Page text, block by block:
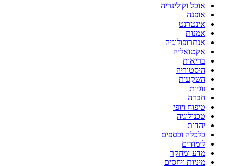
אוכל וקולינריה
אופנה
אינטרנט
אמנות
אנתרופולוגיה
אקטואליה
בריאות
היסטוריה
השקעות
זוגיות
חברה
טיפוח ויופי
טכנולוגיה
יהדות
כלכלה וכספים
לימודים
מדע ומחקר
מיניות ויחסים